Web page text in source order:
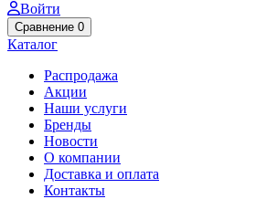
Войти
Сравнение 0
Каталог
Распродажа
Акции
Наши услуги
Бренды
Новости
О компании
Доставка и оплата
Контакты